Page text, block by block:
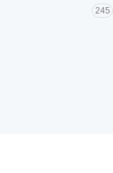
245